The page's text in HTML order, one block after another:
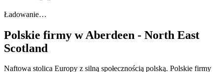
Ładowanie…
Polskie firmy wAberdeen - North East
Scotland
Naftowa stolica Europy z silną społecznością polską. Polskie firmy